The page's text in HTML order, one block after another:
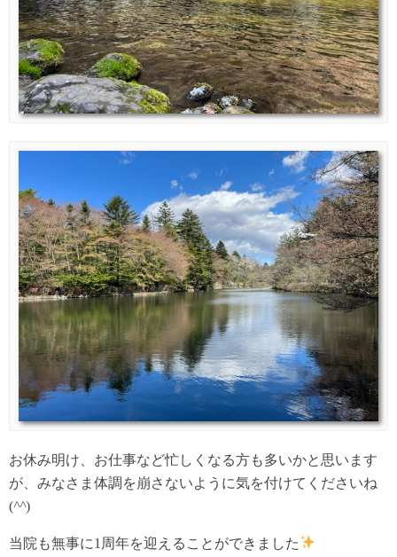
お休み明け、お仕事など忙しくなる方も多いかと思います
が、みなさま体調を崩さないように気を付けてくださいね
(^^)
当院も無事に1周年を迎えることができました